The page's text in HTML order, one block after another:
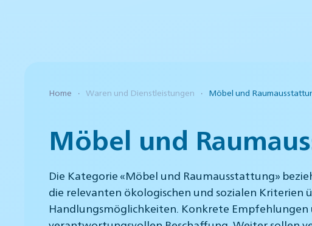
Home Waren und Dienstleistungen Möbel und
Möbel und
Die Kategorie «Möbel und Raumausstattung»
die relevanten ökologischen und sozialen
Handlungsmöglichkeiten. Konkrete